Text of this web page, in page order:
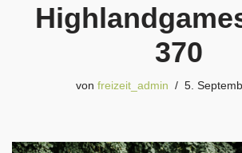
370
von freizeit_admin 5.